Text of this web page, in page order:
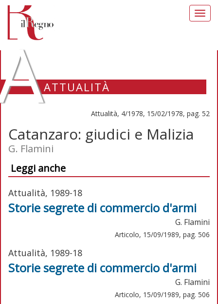
ATTUALITÀ
Attualità, 4/1978, 15/02/1978, pag. 52
Catanzaro: giudici e Malizia
G. Flamini
Leggi anche
Attualità, 1989-18
Storie segrete di commercio d'armi
G. Flamini
Articolo, 15/09/1989, pag. 506
Attualità, 1989-18
Storie segrete di commercio d'armi
G. Flamini
Articolo, 15/09/1989, pag. 506